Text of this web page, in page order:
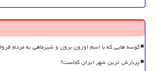
کوسه هایی که با اسم اوزون برون و شیرماهی به مردم
پربارش ترین شهر ایران کجاست؟